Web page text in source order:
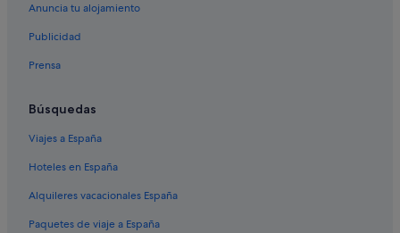
Darbo hoteles
Cabañas en O Hío
Hoteles de 4 estrellas en Aldán
Albergues en Cangas
Condominios en Aldán
Aldán hoteles
Hoteles de 5 estrellas en O Hío
Hoteles de 3 estrellas en Nerga
Anuncia tu alojamiento
Publicidad
Prensa
Búsquedas
Viajes a España
Hoteles en España
Alquileres vacacionales España
Paquetes de viaje a España